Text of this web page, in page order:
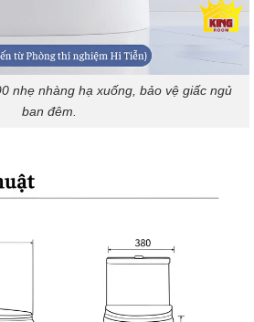
nhẹ nhàng hạ xuống, bảo vệ giấc ngủ
ban đêm.